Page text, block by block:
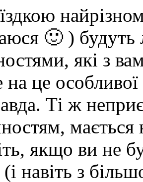
🙂 ) будуть
які з
на це
Ті ж
мається
якщо ви не
навіть з